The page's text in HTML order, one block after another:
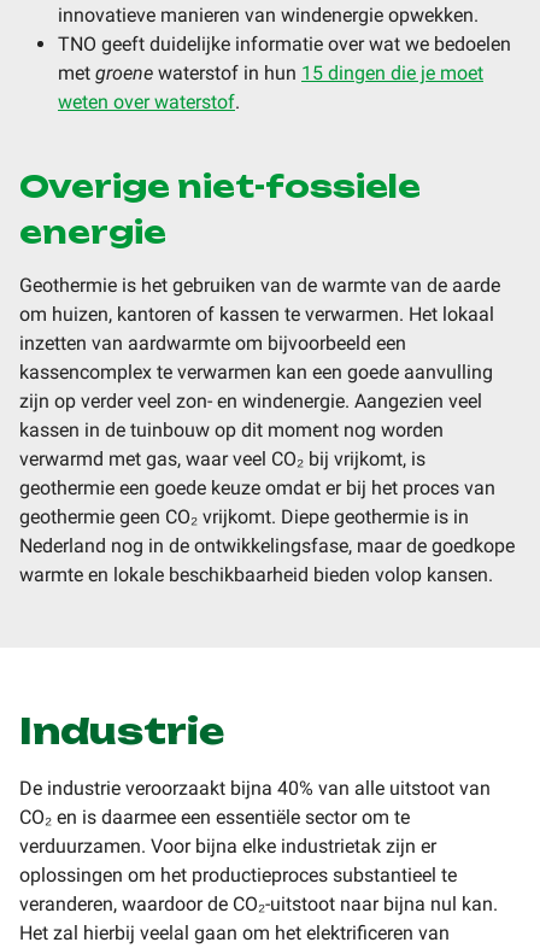
innovatieve manieren van windenergie opwekken.
TNO geeft duidelijke informatie over wat we bedoelen
met groene waterstof in hun 15 dingen die je moet
weten over waterstof.
Overige niet-fossiele
energie
Geothermie is het gebruiken van de warmte van de aarde
om huizen, kantoren of kassen te verwarmen. Het lokaal
inzetten van aardwarmte om bijvoorbeeld een
kassencomplex te verwarmen kan een goede aanvulling
zijn op verder veel zon- en windenergie. Aangezien veel
kassen in de tuinbouw op dit moment nog worden
verwarmd met gas, waar veel CO₂ bij vrijkomt, is
geothermie een goede keuze omdat er bij het proces van
geothermie geen CO₂ vrijkomt. Diepe geothermie is in
Nederland nog in de ontwikkelingsfase, maar de goedkope
warmte en lokale beschikbaarheid bieden volop kansen.
Industrie
De industrie veroorzaakt bijna 40% van alle uitstoot van
CO₂ en is daarmee een essentiële sector om te
verduurzamen. Voor bijna elke industrietak zijn er
oplossingen om het productieproces substantieel te
veranderen, waardoor de CO₂-uitstoot naar bijna nul kan.
Het zal hierbij veelal gaan om het elektrificeren van